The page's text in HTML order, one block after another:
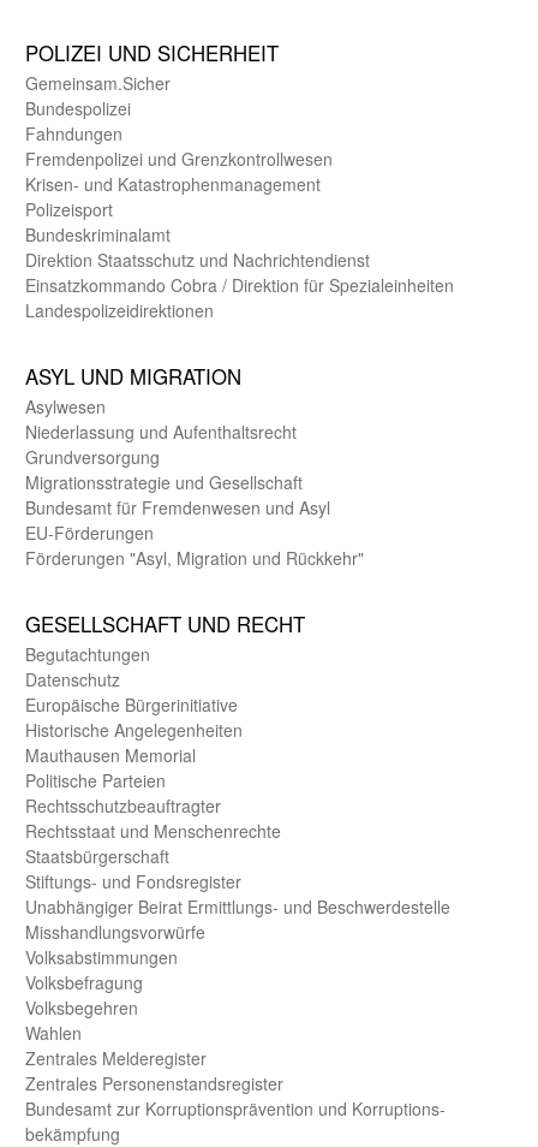
POLIZEI UND SICHER­HEIT
Gemein­sam.Sicher
Bundes­polizei
Fahndungen
Fremdenpolizei und Grenzkontrollwesen
Krisen- und Katastrophen­management
Polizeisport
Bundes­kriminal­amt
Direktion Staats­schutz und Nach­richten­dienst
Einsatz­kommando Cobra / Direktion für Spezialeinheiten
Landes­polizei­direk­tionen
ASYL UND MIGRA­TION
Asyl­wesen
Nieder­lassung und Aufent­halts­recht
Grund­versorgung
Migrations­strategie und Gesell­schaft
Bundes­amt für Fremden­wesen und Asyl
EU-Förde­rungen
Förderungen "Asyl, Migration und Rückkehr"
GE­SELL­SCHAFT UND RECHT
Begut­achtungen
Daten­schutz
Europäische Bürger­initiative
Historische Angelegen­heiten
Mauthausen Memorial
Politische Parteien
Rechts­schutz­beauftragter
Rechts­staat und Menschen­rechte
Staats­bürger­schaft
Stiftungs- und Fonds­register
Unab­hängiger Beirat Ermittlungs- und Beschwerde­stelle
Misshandlungs­vorwürfe
Volks­abstimmungen
Volks­befragung
Volks­begehren
Wahlen
Zentrales Melde­register
Zentrales Personen­stands­register
Bundes­amt zur Korrup­tions­prävention und Korrup­tions­
bekämpfung